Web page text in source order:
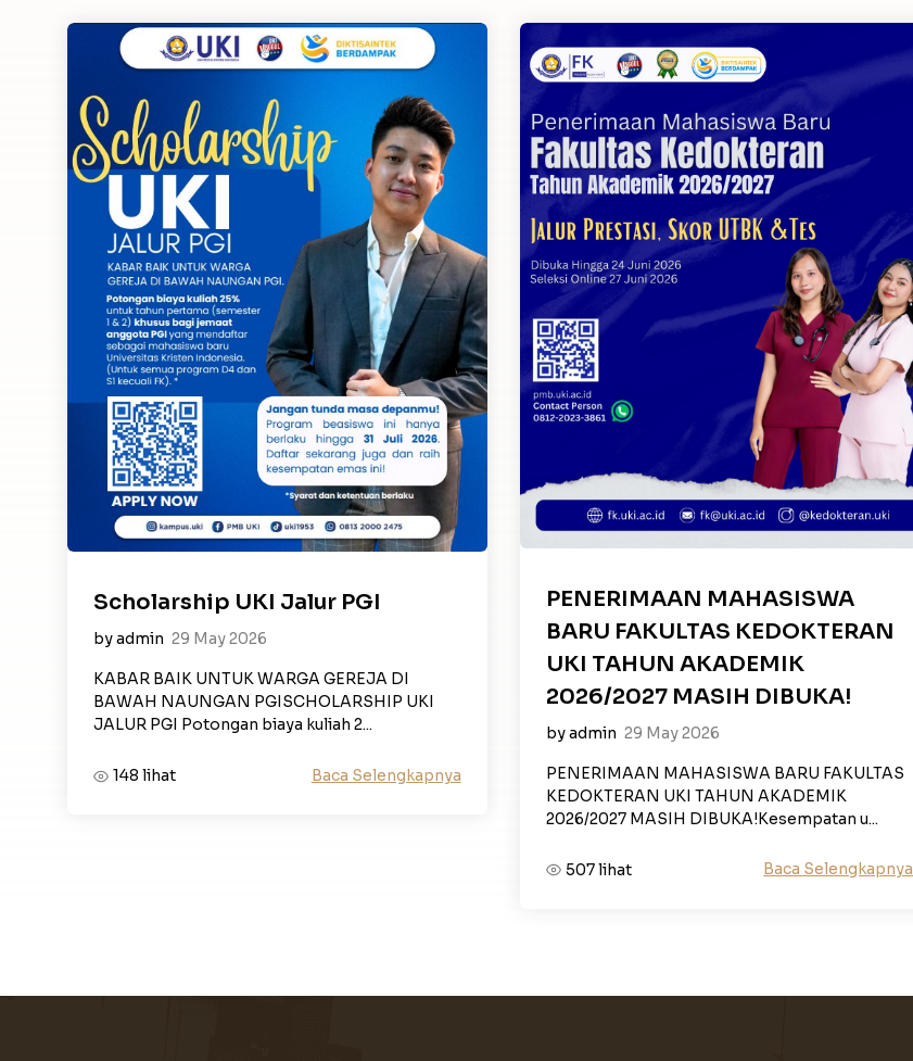
Scholarship UKI Jalur PGI
by admin 29 May 2026
KABAR BAIK UNTUK WARGA GEREJA DI
BAWAH NAUNGAN PGISCHOLARSHIP UKI
JALUR PGI Potongan biaya kuliah 2...
148 lihat Baca Selengkapnya
PENERIMAAN MAHASISWA
BARU FAKULTAS KEDOKTERAN
UKI TAHUN AKADEMIK
2026/2027 MASIH DIBUKA!
by admin 29 May 2026
PENERIMAAN MAHASISWA BARU FAKULTAS
KEDOKTERAN UKI TAHUN AKADEMIK
2026/2027 MASIH DIBUKA!Kesempatan u...
507 lihat Baca Selengkapnya